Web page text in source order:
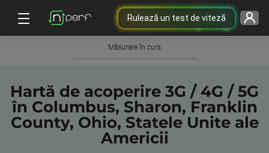
Rulează un test de viteză
Măsurare în curs
Hartă de acoperire 3G / 4G / 5G
în Columbus, Sharon, Franklin
County, Ohio, Statele Unite ale
Americii